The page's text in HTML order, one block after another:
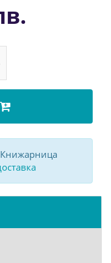
Книжарница